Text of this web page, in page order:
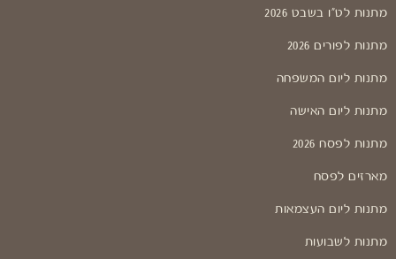
מתנות לט"ו בשבט 2026
מתנות לפורים 2026
מתנות ליום המשפחה
מתנות ליום האישה
מתנות לפסח 2026
מארזים לפסח
מתנות ליום העצמאות
מתנות לשבועות